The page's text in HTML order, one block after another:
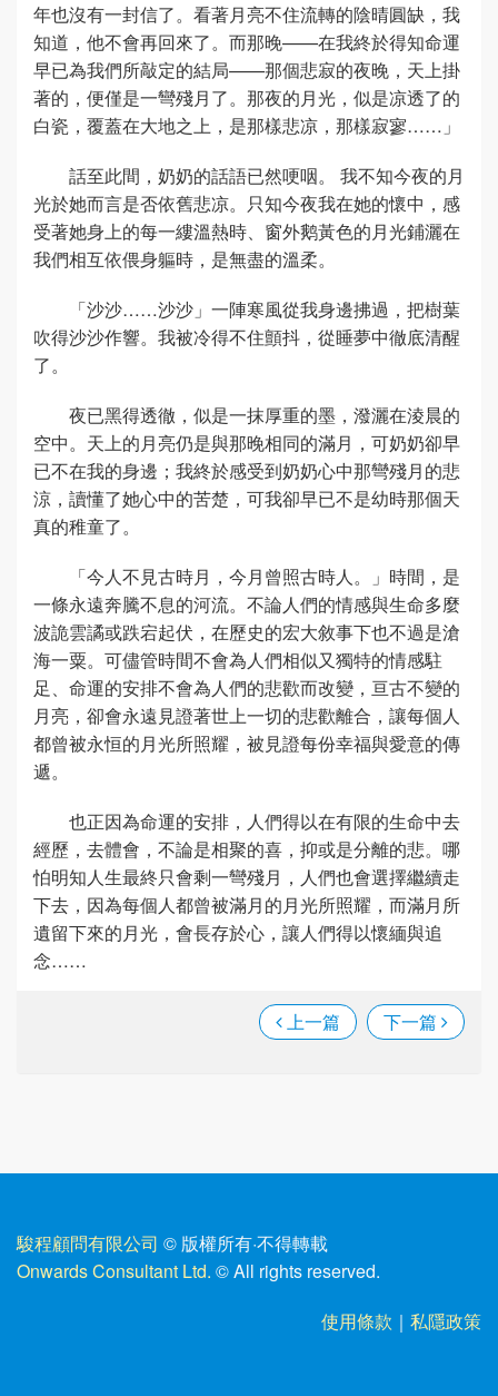
年也沒有一封信了。看著月亮不住流轉的陰晴圓缺，我
知道，他不會再回來了。而那晚——在我終於得知命運
早已為我們所敲定的結局——那個悲寂的夜晚，天上掛
著的，便僅是一彎殘月了。那夜的月光，似是凉透了的
白瓷，覆蓋在大地之上，是那樣悲凉，那樣寂寥……」
話至此間，奶奶的話語已然哽咽。 我不知今夜的月
光於她而言是否依舊悲凉。只知今夜我在她的懷中，感
受著她身上的每一縷溫熱時、窗外鹅黃色的月光鋪灑在
我們相互依偎身軀時，是無盡的溫柔。
「沙沙……沙沙」一陣寒風從我身邊拂過，把樹葉
吹得沙沙作響。我被冷得不住顫抖，從睡夢中徹底清醒
了。
夜已黑得透徹，似是一抹厚重的墨，潑灑在淩晨的
空中。天上的月亮仍是與那晚相同的滿月，可奶奶卻早
已不在我的身邊；我終於感受到奶奶心中那彎殘月的悲
涼，讀懂了她心中的苦楚，可我卻早已不是幼時那個天
真的稚童了。
「今人不見古時月，今月曾照古時人。」時間，是
一條永遠奔騰不息的河流。不論人們的情感與生命多麼
波詭雲譎或跌宕起伏，在歷史的宏大敘事下也不過是滄
海一粟。可儘管時間不會為人們相似又獨特的情感駐
足、命運的安排不會為人們的悲歡而改變，亘古不變的
月亮，卻會永遠見證著世上一切的悲歡離合，讓每個人
都曾被永恒的月光所照耀，被見證每份幸福與愛意的傳
遞。
也正因為命運的安排，人們得以在有限的生命中去
經歷，去體會，不論是相聚的喜，抑或是分離的悲。哪
怕明知人生最終只會剩一彎殘月，人們也會選擇繼續走
下去，因為每個人都曾被滿月的月光所照耀，而滿月所
遺留下來的月光，會長存於心，讓人們得以懷緬與追
念……
上一篇 下一篇
駿程顧問有限公司 © 版權所有·不得轉載
Onwards Consultant Ltd. © All rights reserved.
使用條款 ｜ 私隱政策